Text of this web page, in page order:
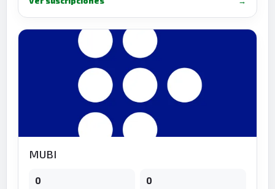
MUBI
0 0